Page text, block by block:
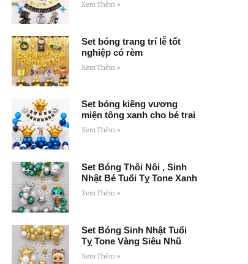
Xem Thêm »
Set bóng trang trí lễ tốt
nghiệp có rèm
Xem Thêm »
Set bóng kiếng vương
miện tông xanh cho bé trai
Xem Thêm »
Set Bóng Thôi Nôi , Sinh
Nhật Bé Tuổi Tỵ Tone Xanh
Xem Thêm »
Set Bóng Sinh Nhật Tuổi
Tỵ Tone Vàng Siêu Nhũ
Xem Thêm »